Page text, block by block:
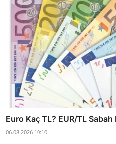
Euro Kaç TL? EUR/TL
06.08.2026 10:10